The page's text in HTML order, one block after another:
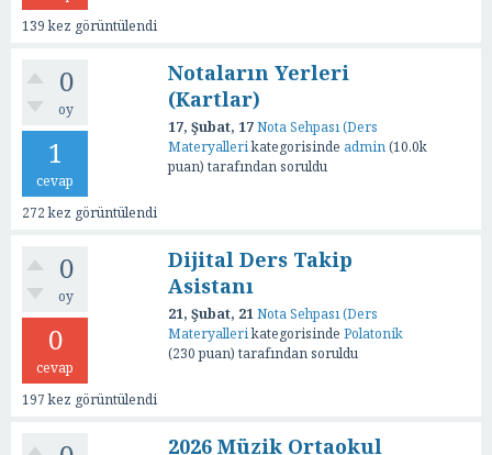
139kez görüntülendi
0
oy
1
cevap
272kez görüntülendi
Notaların Yerleri
(Kartlar)
17, Şubat, 17Nota Sehpası (Ders
Materyallerikategorisinde admin(10.0k
puan) tarafından soruldu
0
oy
0
cevap
197kez görüntülendi
Dijital Ders Takip
Asistanı
21, Şubat, 21Nota Sehpası (Ders
Materyallerikategorisinde Polatonik
(230puan) tarafından soruldu
2026 Müzik Ortaokul